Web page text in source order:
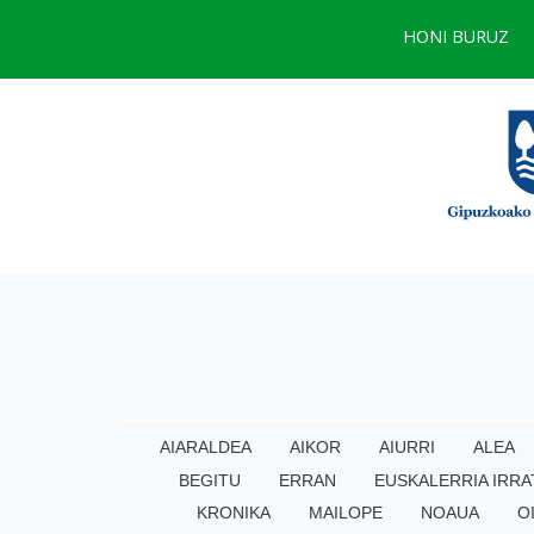
HONI BURUZ
AIARALDEA AIKOR AIURRI
ALEA
BEGITU
ERRAN
EUSKALERRIA
KRONIKA
MAILOPE NOAUA